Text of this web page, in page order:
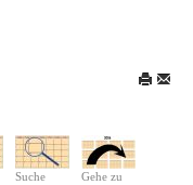
Suche
Gehe zu